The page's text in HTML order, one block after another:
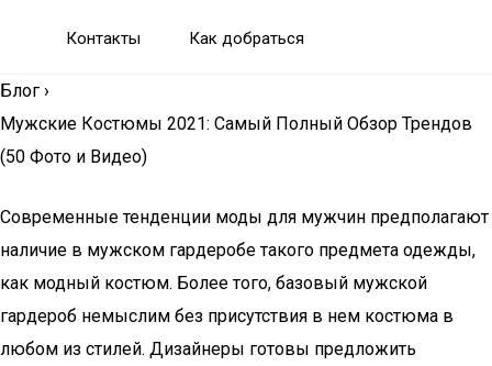
Контакты Как добраться
Блог ›
Мужские Костюмы 2021: Самый Полный Обзор Трендов
(50 Фото и Видео)
Современные тенденции моды для мужчин предполагают
наличие в мужском гардеробе такого предмета одежды,
как модный костюм. Более того, базовый мужской
гардероб немыслим без присутствия в нем костюма в
любом из стилей. Дизайнеры готовы предложить